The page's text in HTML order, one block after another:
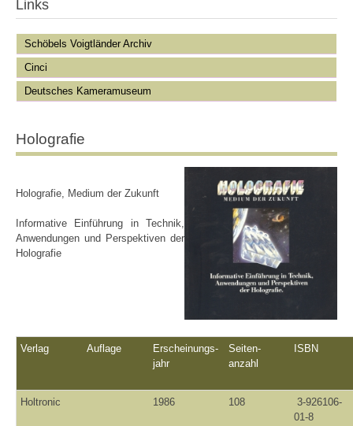
Links
Schöbels Voigtländer Archiv
Cinci
Deutsches Kameramuseum
Holografie
Holografie, Medium der Zukunft
Informative Einführung in Technik,
Anwendungen und Perspektiven der
Holografie
Verlag Auflage
Erscheinungs-
jahr
Seiten-
anzahl
ISBN
Holtronic 1986 108
3-926106-
01-8